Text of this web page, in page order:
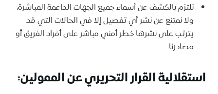
نلتزم بالكشف عن أسماء جميع الجهات الداعمة المباشرة،
ولا نمتنع عن نشر أي تفصيل إلا في الحالات التي قد
يترتب على نشرها خطر أمني مباشر على أفراد الفريق أو
مصادرنا.
استقلالية القرار التحريري عن الممولين: